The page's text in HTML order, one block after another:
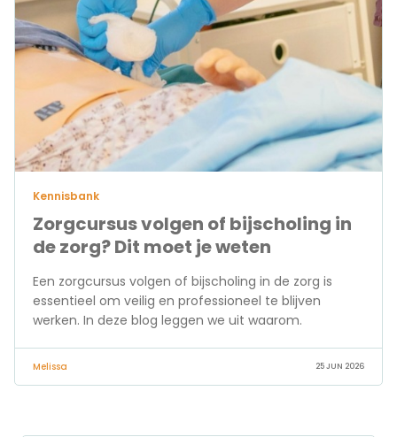
Zorgcursus volgen of bijscholing in
de zorg? Dit moet je weten
Kennisbank
Een zorgcursus volgen of bijscholing in de zorg is
essentieel om veilig en professioneel te blijven
werken. In deze blog leggen we uit waarom.
Melissa 25 JUN 2026